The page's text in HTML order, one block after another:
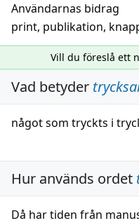
Användarnas bidrag
print, publikation,
Vill du föreslå ett
Vad betyder
något som tryckts i
Hur används ordet
Då har tiden från